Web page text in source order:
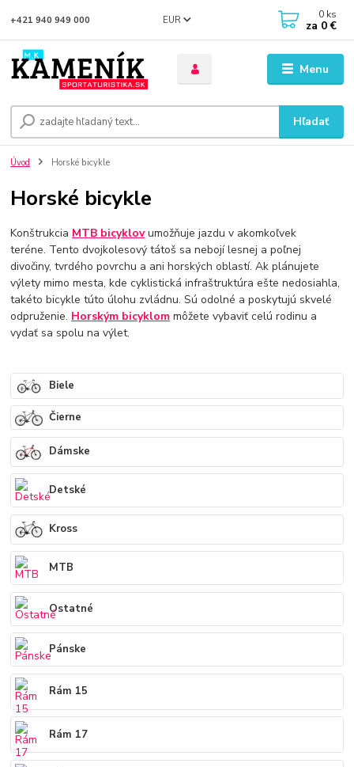
Menu
EUR
Hľadať
+421 940 949 000 0 ks
za 0 €
Úvod Horské bicykle
Horské bicykle
Konštrukcia MTB bicyklovumožňuje jazdu v akomkoľvek
teréne. Tento dvojkolesový tátoš sa nebojí lesnej a poľnej
divočiny, tvrdého povrchu a ani horských oblastí.Ak plánujete
výlety mimo mesta, kde cyklistická infraštruktúra ešte nedosiahla,
takéto bicykle túto úlohu zvládnu.Sú odolné a poskytujú skvelé
odpruženie. Horským bicyklom môžete vybaviť celú rodinu a
vydať sa spolu na výlet.
Biele
Čierne
Dámske
Detské
Kross
MTB
Ostatné
Pánske
Rám 15
Rám 17